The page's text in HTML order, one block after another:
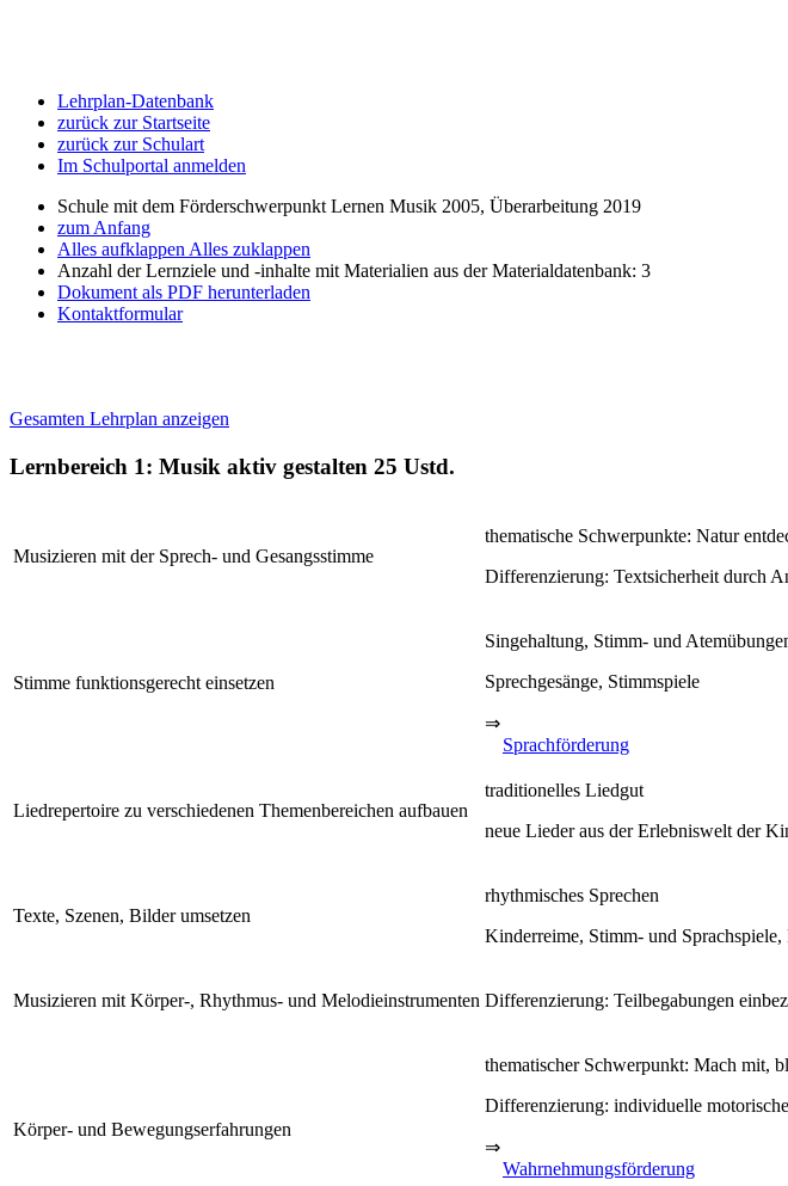
Lehrplan-Datenbank
zurück zur Startseite
zurück zur Schulart
Im Schulportal anmelden
Schule mit dem Förderschwerpunkt Lernen Musik 2005, Überarbeitung 2019
zum Anfang
Alles aufklappen Alles zuklappen
Anzahl der Lernziele und -inhalte mit Materialien aus der Materialdatenbank: 3
Dokument als PDF herunterladen
Kontaktformular
Gesamten Lehrplan anzeigen
Lernbereich 1: Musik aktiv gestalten 25 Ustd.
Musizieren mit der Sprech- und Gesangsstimme
thematische Schwerpunkte: Natur
Differenzierung: Textsicherheit durch
Stimme funktionsgerecht einsetzen
Singehaltung, Stimm- und
Sprechgesänge, Stimmspiele
⇒
Sprachförderung
Liedrepertoire zu verschiedenen Themenbereichen aufbauen
traditionelles Liedgut
neue Lieder aus der Erlebniswelt der
Texte, Szenen, Bilder umsetzen
rhythmisches Sprechen
Kinderreime, Stimm- und
Musizieren mit Körper-, Rhythmus- und Melodieinstrumenten Differenzierung: Teilbegabungen
Körper- und Bewegungserfahrungen
thematischer Schwerpunkt: Mach mit,
Differenzierung: individuelle
⇒
Wahrnehmungsförderung